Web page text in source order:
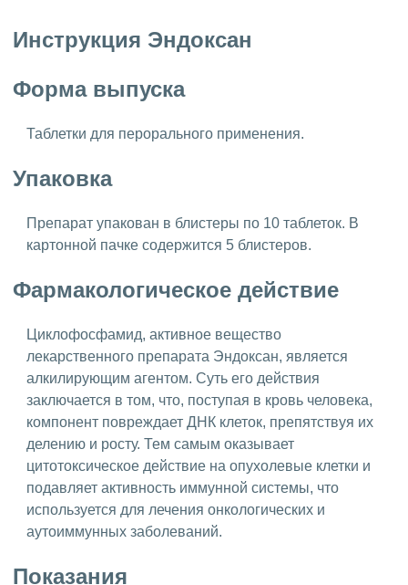
Инструкция Эндоксан
Форма выпуска
Таблетки для перорального применения.
Упаковка
Препарат упакован в блистеры по 10 таблеток. В
картонной пачке содержится 5 блистеров.
Фармакологическое действие
Циклофосфамид, активное вещество
лекарственного препарата Эндоксан, является
алкилирующим агентом. Суть его действия
заключается в том, что, поступая в кровь человека,
компонент повреждает ДНК клеток, препятствуя их
делению и росту. Тем самым оказывает
цитотоксическое действие на опухолевые клетки и
подавляет активность иммунной системы, что
используется для лечения онкологических и
аутоиммунных заболеваний.
Показания